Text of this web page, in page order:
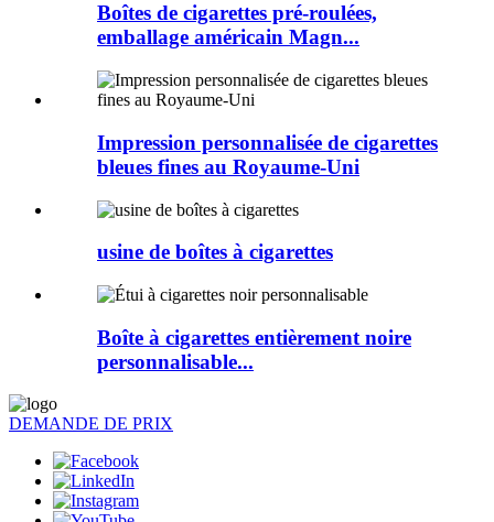
Boîtes de cigarettes pré-roulées,
emballage américain Magn...
Impression personnalisée de cigarettes
bleues fines au Royaume-Uni
usine de boîtes à cigarettes
Boîte à cigarettes entièrement noire
personnalisable...
DEMANDE DE PRIX